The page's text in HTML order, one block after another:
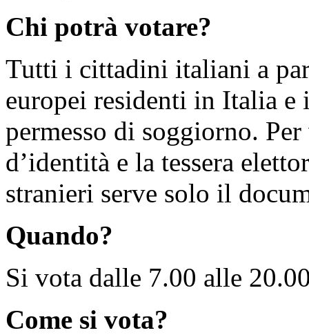
Chi potrà votare?
Tutti i cittadini italiani a
europei residenti in Italia
permesso di soggiorno.
d’identità e la tessera
stranieri serve solo il
Quando?
Si vota dalle 7.00 alle
Come si vota?